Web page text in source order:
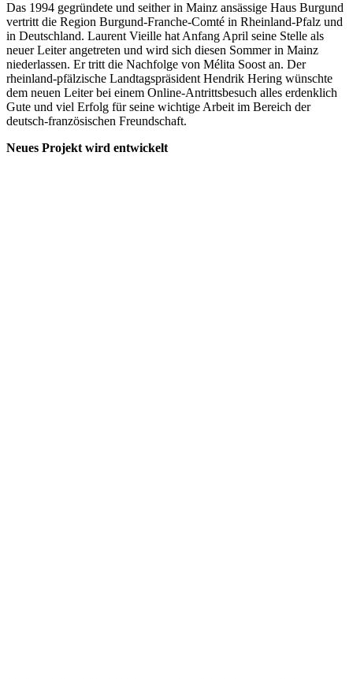
Das 1994 gegründete und seither in Mainz ansässige Haus Burgund
vertritt die Region Burgund-Franche-Comté in Rheinland-Pfalz und
in Deutschland. Laurent Vieille hat Anfang April seine Stelle als
neuer Leiter angetreten und wird sich diesen Sommer in Mainz
niederlassen. Er tritt die Nachfolge von Mélita Soost an. Der
rheinland-pfälzische Landtagspräsident Hendrik Hering wünschte
dem neuen Leiter bei einem Online-Antrittsbesuch alles erdenklich
Gute und viel Erfolg für seine wichtige Arbeit im Bereich der
deutsch-französischen Freundschaft.
Neues Projekt wird entwickelt